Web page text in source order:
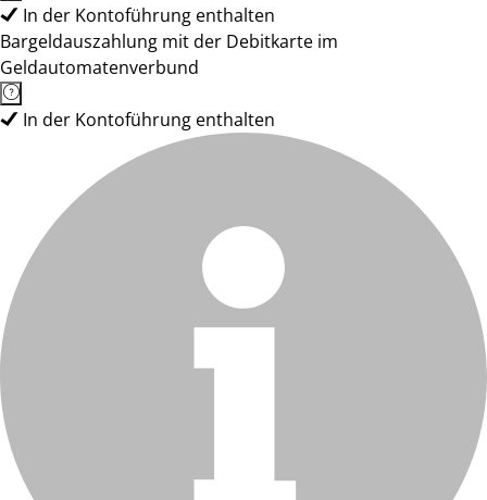
In der Kontoführung enthalten
Bargeldauszahlung mit der Debitkarte im
Geldautomatenverbund
In der Kontoführung enthalten